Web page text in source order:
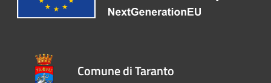
Comune di Taranto